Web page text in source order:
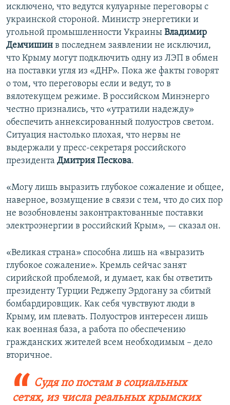
исключено, что ведутся кулуарные переговоры с
украинской стороной. Министр энергетики и
угольной промышленности Украины Владимир
Демчишин в последнем заявлении не исключил,
что Крыму могут подключить одну из ЛЭП в обмен
на поставки угля из «ДНР». Пока же факты говорят
о том, что переговоры если и ведут, то в
вялотекущем режиме. В российском Минэнерго
честно признались, что «утратили надежду»
обеспечить аннексированный полуостров светом.
Ситуация настолько плохая, что нервы не
выдержали у пресс-секретаря российского
президента Дмитрия Пескова.
«Могу лишь выразить глубокое сожаление и общее,
наверное, возмущение в связи с тем, что до сих пор
не возобновлены законтрактованные поставки
электроэнергии в российский Крым», — сказал он.
«Великая страна» способна лишь на «выразить
глубокое сожаление». Кремль сейчас занят
сирийской проблемой, и думает, как бы ответить
президенту Турции Реджепу Эрдогану за сбитый
бомбардировщик. Как себя чувствуют люди в
Крыму, им плевать. Полуостров интересен лишь
как военная база, а работа по обеспечению
гражданских жителей всем необходимым – дело
вторичное.
Судя по постам в социальных
сетях, из числа реальных крымских